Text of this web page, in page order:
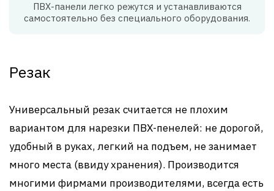
ПВХ-панели легко режутся и устанавливаются
самостоятельно без специального оборудования.
Резак
Универсальный резак считается не плохим
вариантом для нарезки ПВХ-пенелей: не дорогой,
удобный в руках, легкий на подъем, не занимает
много места (ввиду хранения). Производится
многими фирмами производителями, всегда есть